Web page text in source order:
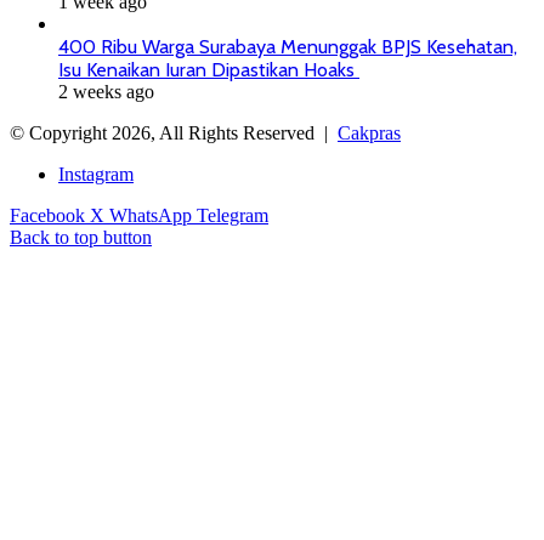
400 Ribu Warga Surabaya Menunggak BPJS Kesehatan,
Isu Kenaikan Iuran Dipastikan Hoaks
2 weeks ago
© Copyright 2026, All Rights Reserved | Cakpras
Instagram
Facebook X WhatsApp Telegram
Back to top button